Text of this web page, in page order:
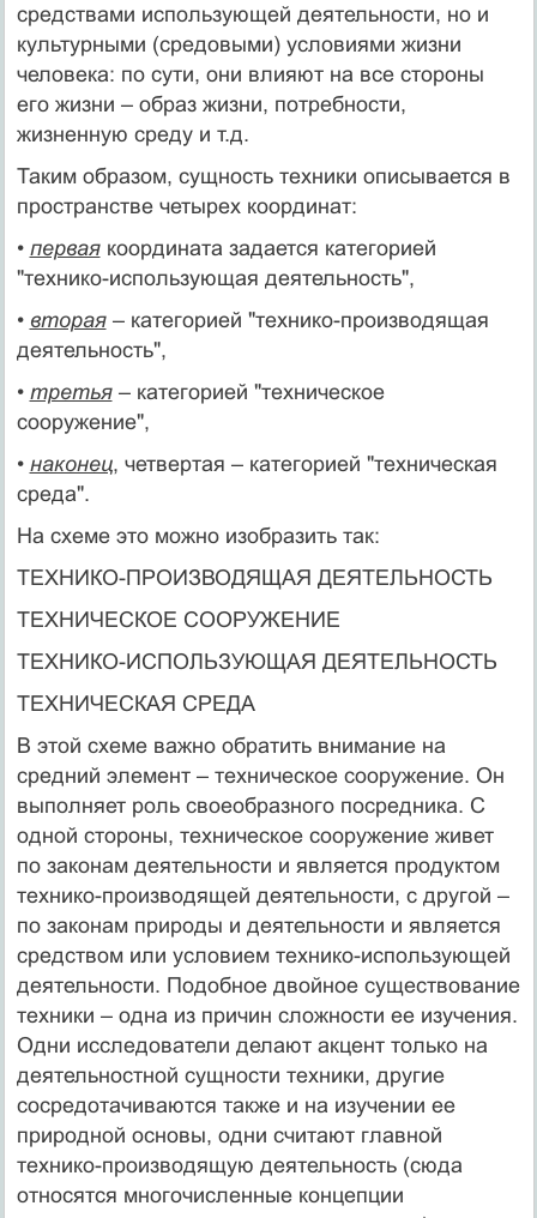
средствами использующей деятельности, но и
культурными (средовыми) условиями жизни
человека: по сути, они влияют на все стороны
его жизни – образ жизни, потребности,
жизненную среду и т.д.
Таким образом, сущность техники описывается в
пространстве четырех координат:
• перваякоордината задается категорией
"технико-использующая деятельность",
• вторая– категорией "технико-производящая
деятельность",
• третья– категорией "техническое
сооружение",
• наконец, четвертая – категорией "техническая
среда".
На схеме это можно изобразить так:
ТЕХНИКО-ПРОИЗВОДЯЩАЯ ДЕЯТЕЛЬНОСТЬ
ТЕХНИЧЕСКОЕ СООРУЖЕНИЕ
ТЕХНИКО-ИСПОЛЬЗУЮЩАЯ ДЕЯТЕЛЬНОСТЬ
ТЕХНИЧЕСКАЯ СРЕДА
В этой схеме важно обратить внимание на
средний элемент – техническое сооружение. Он
выполняет роль своеобразного посредника. С
одной стороны, техническое сооружение живет
по законам деятельности и является продуктом
технико-производящей деятельности, с другой –
по законам природы и деятельности и является
средством или условием технико-использующей
деятельности. Подобное двойное существование
техники – одна из причин сложности ее изучения.
Одни исследователи делают акцент только на
деятельностной сущности техники, другие
сосредотачиваются также и на изучении ее
природной основы, одни считают главной
технико-производящую деятельность (сюда
относятся многочисленные концепции